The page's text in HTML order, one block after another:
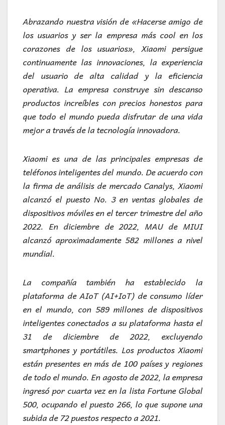
Abrazando nuestra visión de «Hacerse amigo de
los usuarios y ser la empresa más cool en los
corazones de los usuarios», Xiaomi persigue
continuamente las innovaciones, la experiencia
del usuario de alta calidad y la eficiencia
operativa. La empresa construye sin descanso
productos increíbles con precios honestos para
que todo el mundo pueda disfrutar de una vida
mejor a través de la tecnología innovadora.
Xiaomi es una de las principales empresas de
teléfonos inteligentes del mundo. De acuerdo con
la firma de análisis de mercado Canalys, Xiaomi
alcanzó el puesto No. 3 en ventas globales de
dispositivos móviles en el tercer trimestre del año
2022. En diciembre de 2022, MAU de MIUI
alcanzó aproximadamente 582 millones a nivel
mundial.
La compañía también ha establecido la
plataforma de AIoT (AI+IoT) de consumo líder
en el mundo, con 589 millones de dispositivos
inteligentes conectados a su plataforma hasta el
31 de diciembre de 2022, excluyendo
smartphones y portátiles. Los productos Xiaomi
están presentes en más de 100 países y regiones
de todo el mundo. En agosto de 2022, la empresa
ingresó por cuarta vez en la lista Fortune Global
500, ocupando el puesto 266, lo que supone una
subida de 72 puestos respecto a 2021.